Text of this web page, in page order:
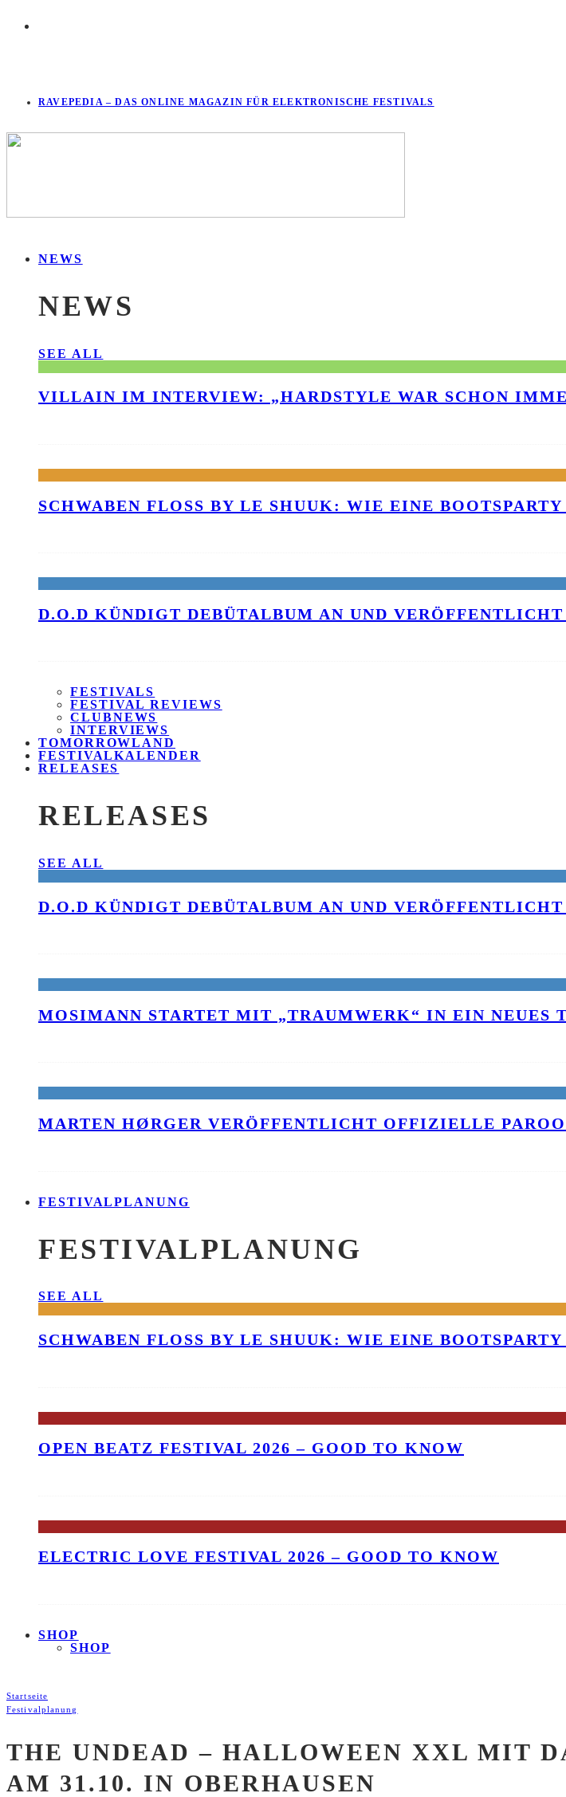
RAVEPEDIA – DAS ONLINE MAGAZIN FÜR ELEKTRONISCHE FESTIVALS
NEWS
NEWS
SEE ALL
VILLAIN IM INTERVIEW: „HARDSTYLE WAR SCHON
SCHWABEN FLOSS BY LE SHUUK: WIE EINE
D.O.D KÜNDIGT DEBÜTALBUM AN UND
FESTIVALS
FESTIVAL REVIEWS
CLUBNEWS
INTERVIEWS
TOMORROWLAND
FESTIVALKALENDER
RELEASES
RELEASES
SEE ALL
D.O.D KÜNDIGT DEBÜTALBUM AN UND
MOSIMANN STARTET MIT „TRAUMWERK“ IN EIN NEUES
MARTEN HØRGER VERÖFFENTLICHT OFFIZIELLE
FESTIVALPLANUNG
FESTIVALPLANUNG
SEE ALL
SCHWABEN FLOSS BY LE SHUUK: WIE EINE
OPEN BEATZ FESTIVAL 2026 – GOOD TO KNOW
ELECTRIC LOVE FESTIVAL 2026 – GOOD TO KNOW
SHOP
SHOP
Startseite
Festivalplanung
THE UNDEAD – HALLOWEEN XXL MIT
AM 31.10. IN OBERHAUSEN